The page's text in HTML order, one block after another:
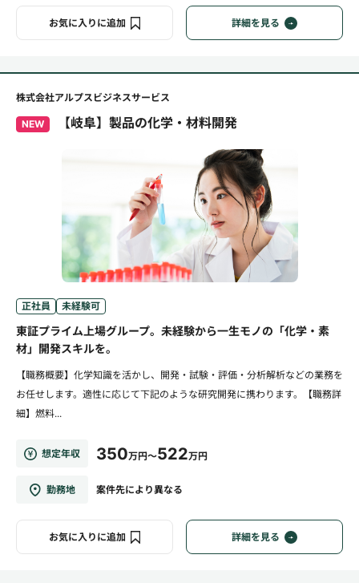
お気に入りに追加 詳細を見る
株式会社アルプスビジネスサービス
NEW 【岐阜】製品の化学・材料開発
正社員 未経験可
東証プライム上場グループ。未経験から一生モノの「化学・素
材」開発スキルを。
【職務概要】化学知識を活かし、開発・試験・評価・分析解析などの業務を
お任せします。適性に応じて下記のような研究開発に携わります。【職務詳
細】燃料...
想定年収 350万円～522万円
勤務地 案件先により異なる
お気に入りに追加 詳細を見る